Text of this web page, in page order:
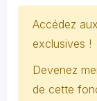
Accédez
exclusives !
Devenez
de cette